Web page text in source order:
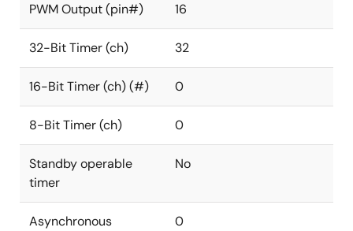
PWM Output (pin#) 16
32-Bit Timer (ch) 32
16-Bit Timer (ch) (#) 0
8-Bit Timer (ch) 0
Standby operable
timer
No
Asynchronous
0